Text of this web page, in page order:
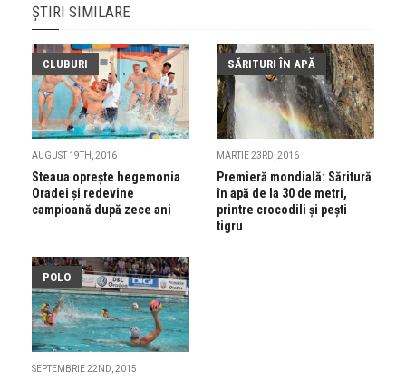
ȘTIRI SIMILARE
CLUBURI
AUGUST 19TH, 2016
Steaua opreşte hegemonia
Oradei şi redevine
campioană după zece ani
SĂRITURI ÎN APĂ
MARTIE 23RD, 2016
Premieră mondială: Săritură
în apă de la 30 de metri,
printre crocodili și pești
tigru
POLO
SEPTEMBRIE 22ND, 2015